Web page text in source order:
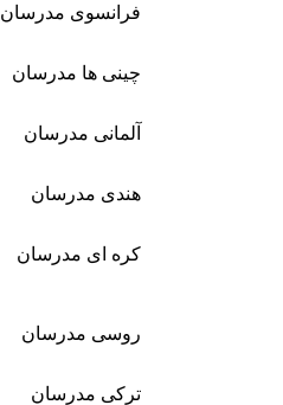
فرانسوی مدرسان
چینی ها مدرسان
آلمانی مدرسان
هندی مدرسان
کره ای مدرسان
روسی مدرسان
ترکی مدرسان